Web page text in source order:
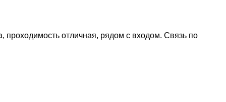
проходимость отличная, рядом с входом. Связь по